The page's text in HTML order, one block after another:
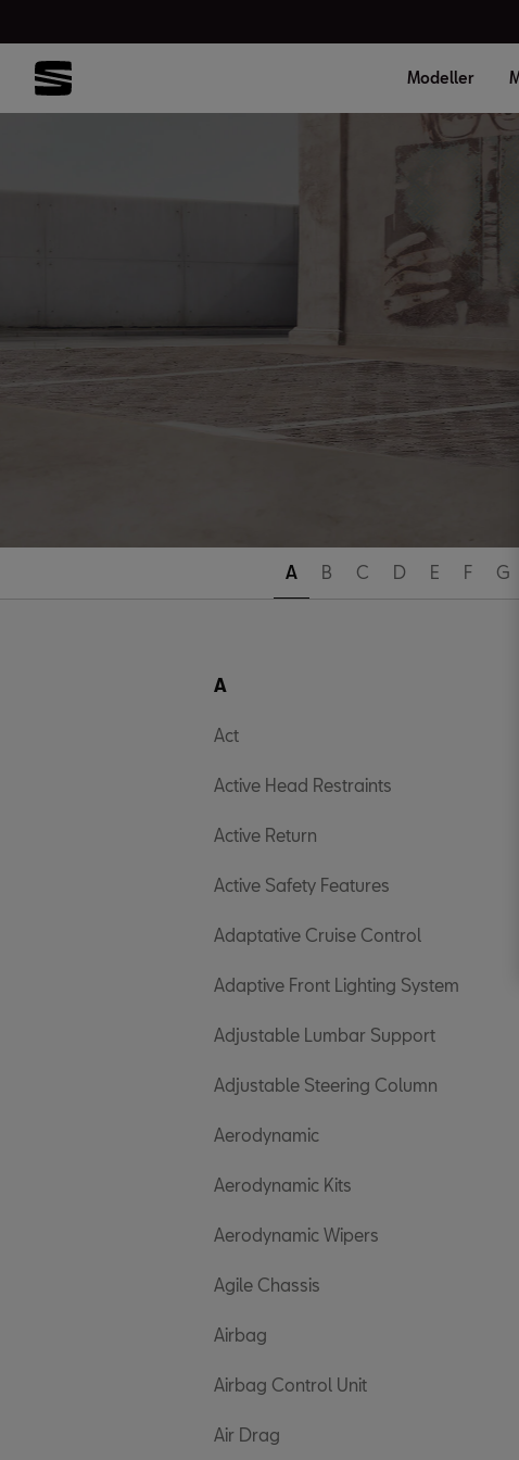
Modeller
A B C D E F G
A
Act
Active Head Restraints
Active Return
Active Safety Features
Adaptative Cruise Control
Adaptive Front Lighting System
Adjustable Lumbar Support
Adjustable Steering Column
Aerodynamic
Aerodynamic Kits
Aerodynamic Wipers
Agile Chassis
Airbag
Airbag Control Unit
Air Drag